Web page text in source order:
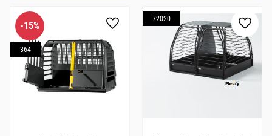
15%
364
Lägg till i favoriter
72020
Lägg